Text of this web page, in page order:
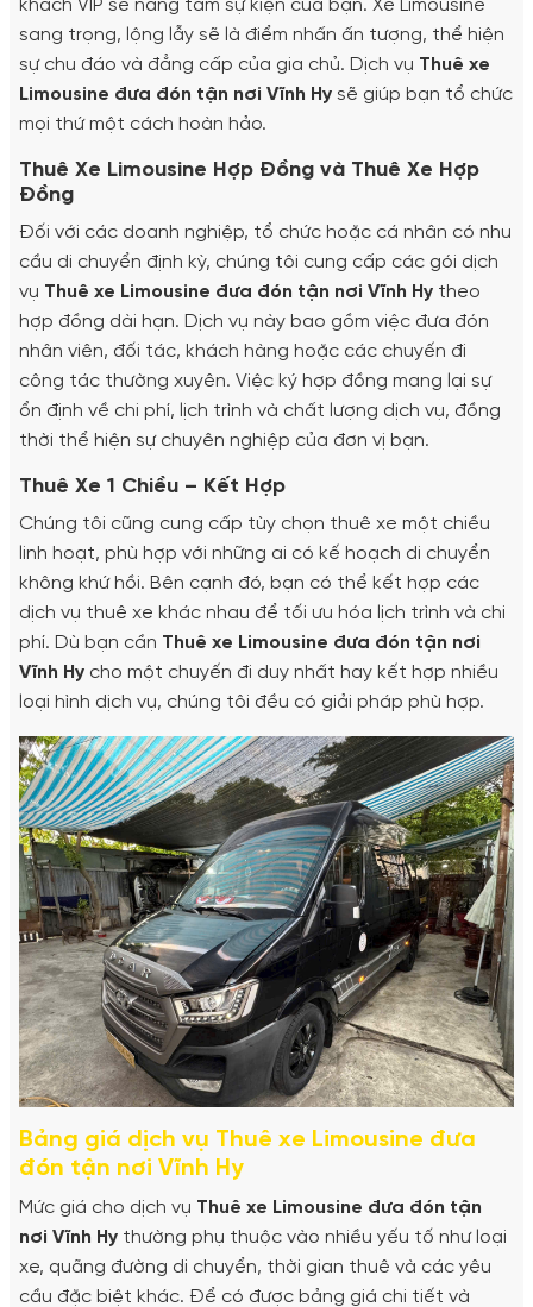
khách VIP sẽ nâng tầm sự kiện của bạn. Xe Limousine
sang trọng, lộng lẫy sẽ là điểm nhấn ấn tượng, thể hiện
sự chu đáo và đẳng cấp của gia chủ. Dịch vụ Thuê xe
Limousine đưa đón tận nơi Vĩnh Hy sẽ giúp bạn tổ chức
mọi thứ một cách hoàn hảo.
Thuê Xe Limousine Hợp Đồng và Thuê Xe Hợp
Đồng
Đối với các doanh nghiệp, tổ chức hoặc cá nhân có nhu
cầu di chuyển định kỳ, chúng tôi cung cấp các gói dịch
vụ Thuê xe Limousine đưa đón tận nơi Vĩnh Hy theo
hợp đồng dài hạn. Dịch vụ này bao gồm việc đưa đón
nhân viên, đối tác, khách hàng hoặc các chuyến đi
công tác thường xuyên. Việc ký hợp đồng mang lại sự
ổn định về chi phí, lịch trình và chất lượng dịch vụ, đồng
thời thể hiện sự chuyên nghiệp của đơn vị bạn.
Thuê Xe 1 Chiều – Kết Hợp
Chúng tôi cũng cung cấp tùy chọn thuê xe một chiều
linh hoạt, phù hợp với những ai có kế hoạch di chuyển
không khứ hồi. Bên cạnh đó, bạn có thể kết hợp các
dịch vụ thuê xe khác nhau để tối ưu hóa lịch trình và chi
phí. Dù bạn cần Thuê xe Limousine đưa đón tận nơi
Vĩnh Hy cho một chuyến đi duy nhất hay kết hợp nhiều
loại hình dịch vụ, chúng tôi đều có giải pháp phù hợp.
Bảng giá dịch vụ Thuê xe Limousine đưa
đón tận nơi Vĩnh Hy
Mức giá cho dịch vụ Thuê xe Limousine đưa đón tận
nơi Vĩnh Hy thường phụ thuộc vào nhiều yếu tố như loại
xe, quãng đường di chuyển, thời gian thuê và các yêu
cầu đặc biệt khác. Để có được bảng giá chi tiết và